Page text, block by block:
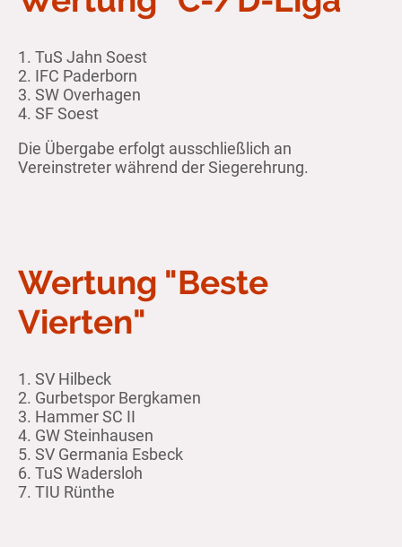
1. TuS Jahn Soest
2. IFC Paderborn
3. SW Overhagen
4. SF Soest
Die Übergabe erfolgt ausschließlich an
Vereinstreter während der Siegerehrung.
Wertung "Beste
Vierten"
1. SV Hilbeck
2. Gurbetspor Bergkamen
3. Hammer SC II
4. GW Steinhausen
5. SV Germania Esbeck
6. TuS Wadersloh
7. TIU Rünthe